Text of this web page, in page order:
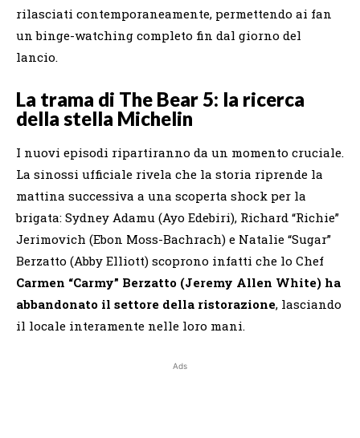
rilasciati contemporaneamente, permettendo ai fan
un binge-watching completo fin dal giorno del
lancio.
La trama di The Bear 5: la ricerca
della stella Michelin
I nuovi episodi ripartiranno da un momento cruciale.
La sinossi ufficiale rivela che la storia riprende la
mattina successiva a una scoperta shock per la
brigata: Sydney Adamu (Ayo Edebiri), Richard “Richie”
Jerimovich (Ebon Moss-Bachrach) e Natalie “Sugar”
Berzatto (Abby Elliott) scoprono infatti che lo Chef
Carmen “Carmy” Berzatto (Jeremy Allen White) ha
abbandonato il settore della ristorazione, lasciando
il locale interamente nelle loro mani.
Ads